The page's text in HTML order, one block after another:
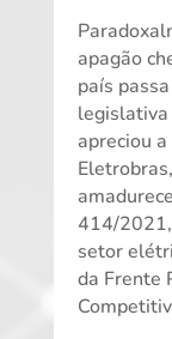
apagão
país
legislativa
apreciou
414/
setor
da Frente